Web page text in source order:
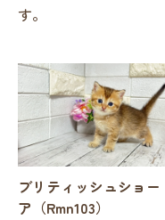
す。
ブリティッシュショー
ア（Rmn103）